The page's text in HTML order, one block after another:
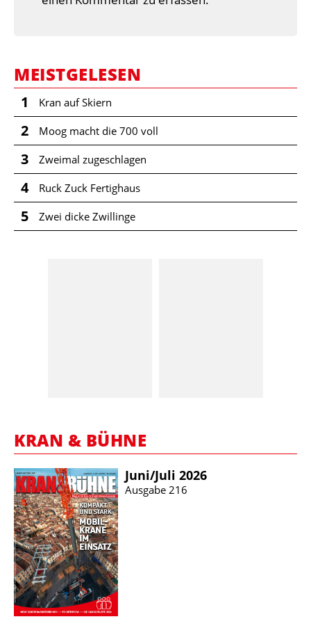
MEISTGELESEN
1 Kran auf Skiern
2 Moog macht die 700 voll
3 Zweimal zugeschlagen
4 Ruck Zuck Fertighaus
5 Zwei dicke Zwillinge
KRAN & BÜHNE
Juni/​Juli 2026
Ausgabe 216